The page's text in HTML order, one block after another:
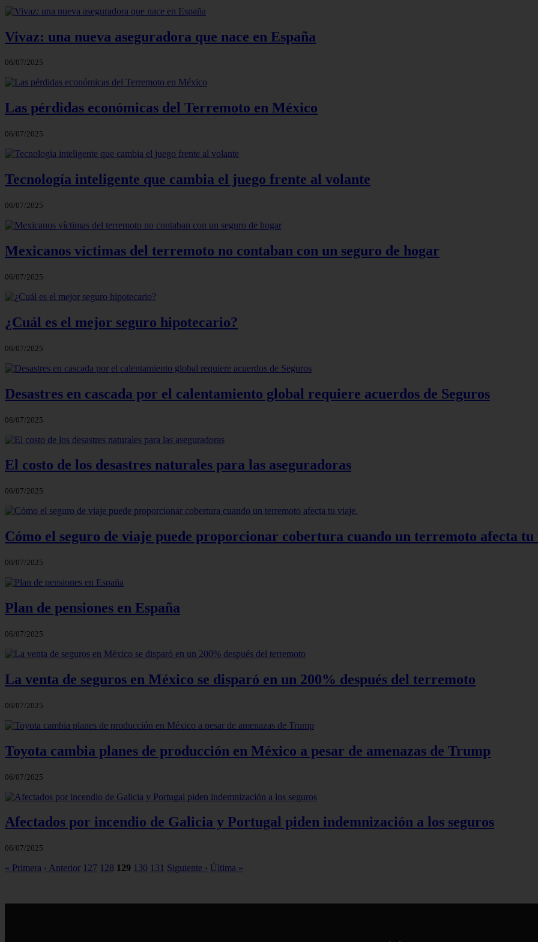
Vivaz: una nueva aseguradora que nace en España
06/07/2025
Las pérdidas económicas del Terremoto en México
06/07/2025
Tecnología inteligente que cambia el juego frente al volante
06/07/2025
Mexicanos víctimas del terremoto no contaban con un seguro de hogar
06/07/2025
¿Cuál es el mejor seguro hipotecario?
06/07/2025
Desastres en cascada por el calentamiento global requiere acuerdos de Seguros
06/07/2025
El costo de los desastres naturales para las aseguradoras
06/07/2025
Cómo el seguro de viaje puede proporcionar cobertura cuando un terremoto afecta tu
06/07/2025
Plan de pensiones en España
06/07/2025
La venta de seguros en México se disparó en un 200% después del terremoto
06/07/2025
Toyota cambia planes de producción en México a pesar de amenazas de Trump
06/07/2025
Afectados por incendio de Galicia y Portugal piden indemnización a los seguros
06/07/2025
« Primera ‹ Anterior 127 128 129 130 131 Siguiente › Última »